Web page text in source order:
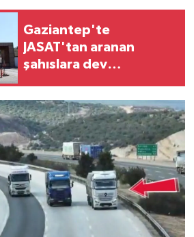
Gaziantep'te
JASAT'tan aranan
şahıslara dev